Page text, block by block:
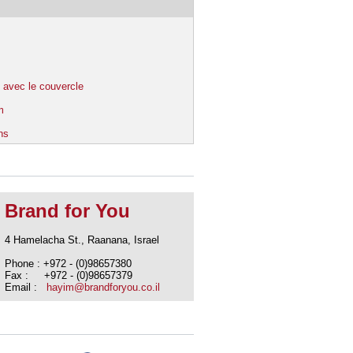
avec le couvercle
Brand for You
4 Hamelacha St., Raanana, Israel
Phone : +972 - (0)98657380
Fax : +972 - (0)98657379
Email :
hayim@brandforyou.co.il